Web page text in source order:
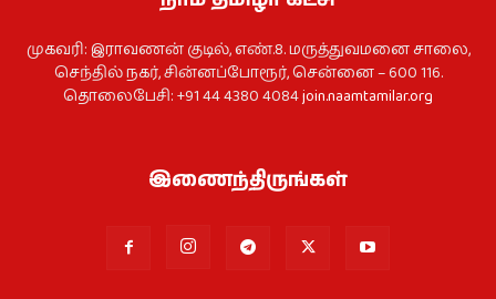
முகவரி: இராவணன் குடில், எண்.8. மருத்துவமனை சாலை,
செந்தில் நகர், சின்னப்போரூர், சென்னை – 600 116.
தொலைபேசி: +91 44 4380 4084join.naamtamilar.org
இணைந்திருங்கள்